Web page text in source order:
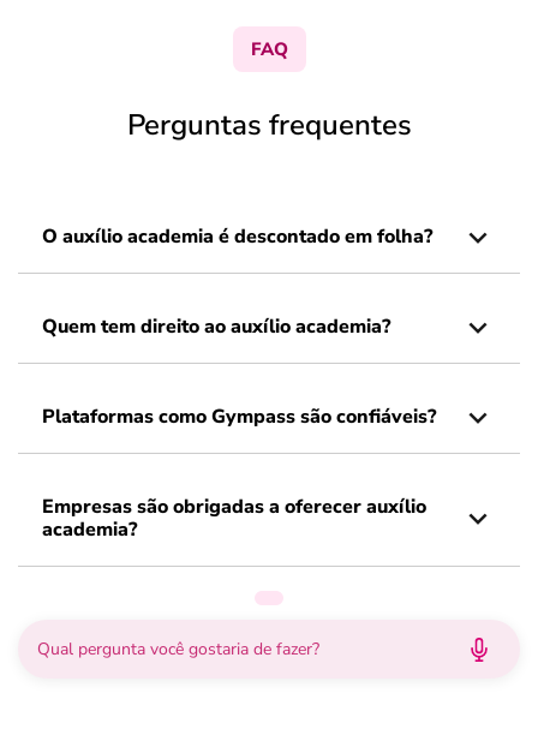
FAQ
Perguntas frequentes
O auxílio academia é descontado em folha?
Quem tem direito ao auxílio academia?
Plataformas como Gympass são confiáveis?
Empresas são obrigadas a oferecer auxílio
academia?